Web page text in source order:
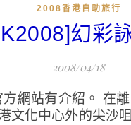
2008香港自助旅行
幻彩
2008/04/18
網站有介紹。 在
文化中心外的尖沙